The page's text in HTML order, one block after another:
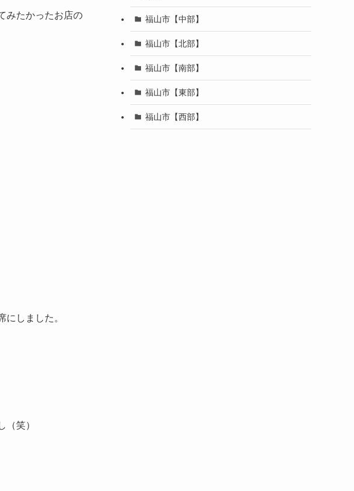
みたかったお店の
しました。
笑）
福山市【中部】
福山市【北部】
福山市【南部】
福山市【東部】
福山市【西部】